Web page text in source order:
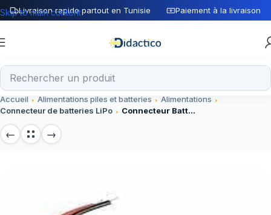
Livraison rapide partout en Tunisie Paiement à la livraison
Skip to main content
Accueil Alimentations piles et batteries
Alimentations
Connecteur de batteries LiPo
Connecteur Batterie 9V 10cm